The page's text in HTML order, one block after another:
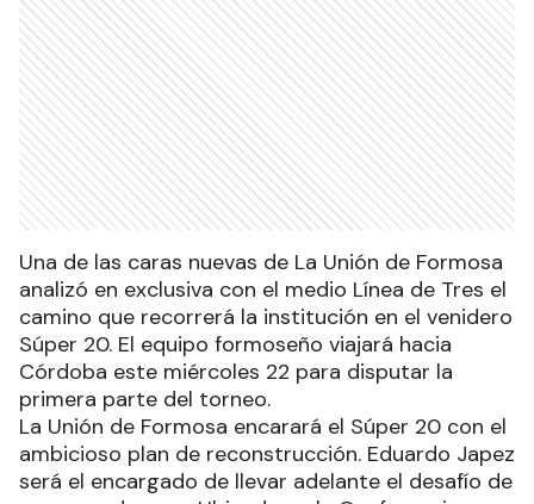
Una de las caras nuevas de La Unión de Formosa
analizó en exclusiva con el medio Línea de Tres el
camino que recorrerá la institución en el venidero
Súper 20. El equipo formoseño viajará hacia
Córdoba este miércoles 22 para disputar la
primera parte del torneo.
La Unión de Formosa encarará el Súper 20 con el
ambicioso plan de reconstrucción. Eduardo Japez
será el encargado de llevar adelante el desafío de